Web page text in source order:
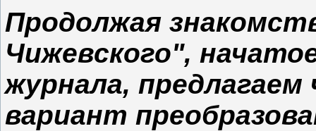
Продолжая
Чижевского",
журнала,
вариант